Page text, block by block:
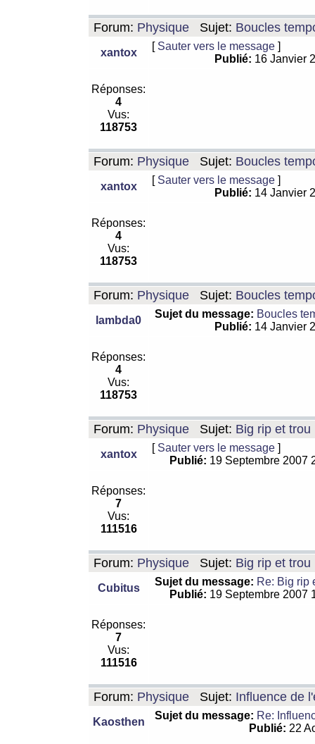
Forum: Physique Sujet: Boucles
xantox
[ Sauter vers le message ]
Publié: 16 Janvier
Réponses:
4
Vus:
118753
Forum: Physique Sujet: Boucles
xantox
[ Sauter vers le message ]
Publié: 14 Janvier
Réponses:
4
Vus:
118753
Forum: Physique Sujet: Boucles
lambda0
Sujet du message: Boucles
Publié: 14 Janvier
Réponses:
4
Vus:
118753
Forum: Physique Sujet: Big rip et trou
xantox
[ Sauter vers le message ]
Publié: 19 Septembre 2007
Réponses:
7
Vus:
111516
Forum: Physique Sujet: Big rip et trou
Cubitus
Sujet du message: Re: Big rip
Publié: 19 Septembre 2007
Réponses:
7
Vus:
111516
Forum: Physique Sujet: Influence de
Kaosthen
Sujet du message: Re:
Publié: 22